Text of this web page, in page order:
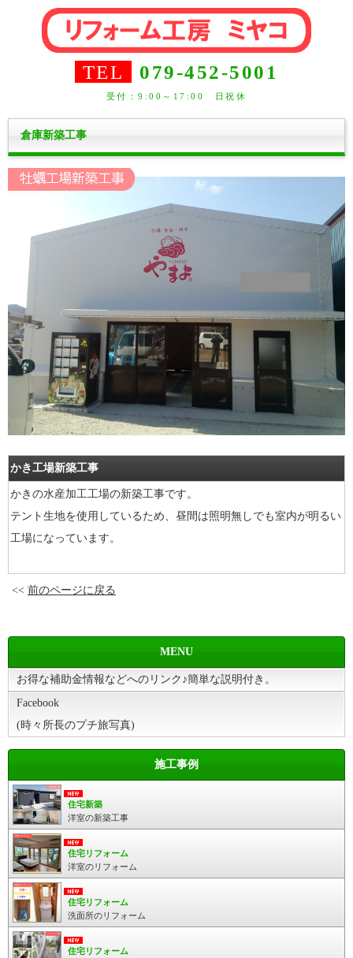
TEL 079-452-5001
受付：9:00～17:00 日祝休
倉庫新築工事
かき工場新築工事
かきの水産加工工場の新築工事です。
テント生地を使用しているため、昼間は照明無しでも室内が明るい
工場になっています。
<< 前のページに戻る
MENU
お得な補助金情報などへのリンク♪簡単な説明付き。
Facebook
(時々所長のプチ旅写真)
施工事例
住宅新築
洋室の新築工事
住宅リフォーム
洋室のリフォーム
住宅リフォーム
洗面所のリフォーム
住宅リフォーム